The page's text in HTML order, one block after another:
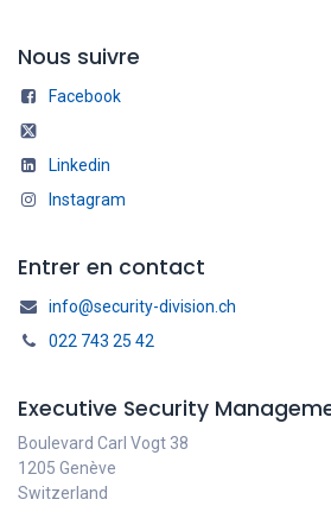
Nous suivre
Facebook
Linkedin
Instagram
Entrer en contact
info@security-division.ch
022 743 25 42
Executive Security
Boulevard Carl Vogt 38
1205 Genève
Switzerland